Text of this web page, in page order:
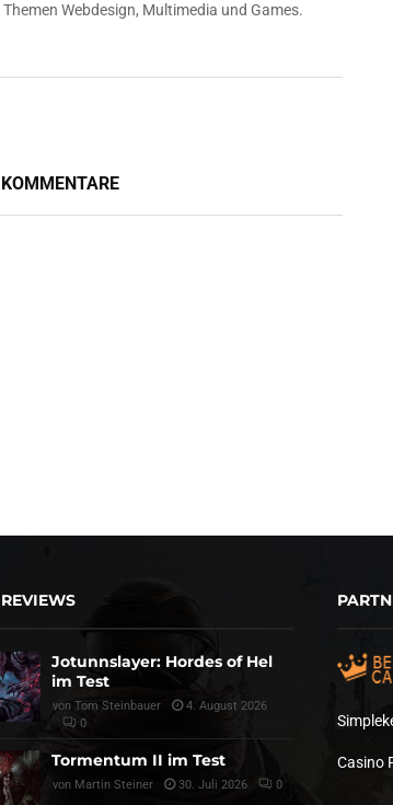
Webdesign, Multimedia und Games.
Jotunnslayer: Hordes of Hel
im Test
von Tom Steinbauer
4. August 2026
0
Tormentum II im Test
von Martin Steiner 30. Juli 2026 0
Casino